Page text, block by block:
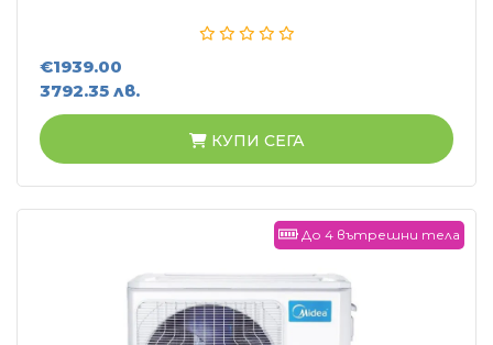
€1939.00
3792.35 лв.
КУПИ СЕГА
До 4 вътрешни тела